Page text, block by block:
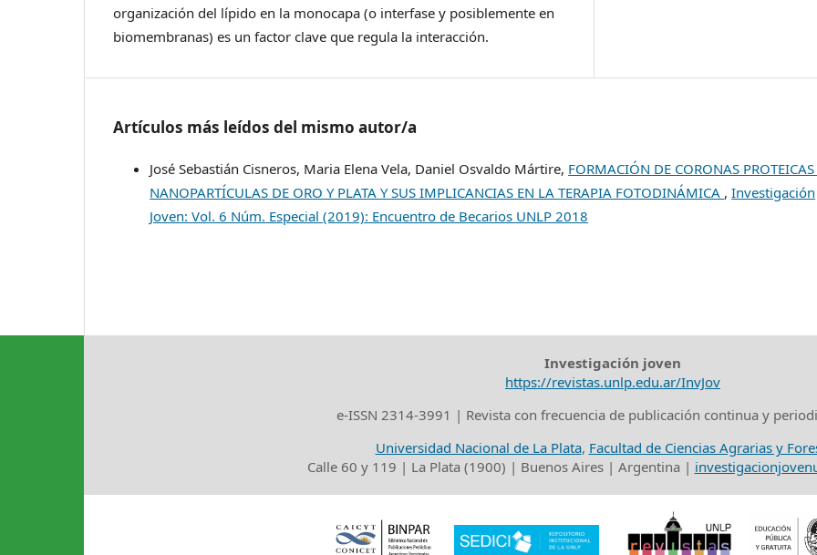
organización del lípido en la monocapa (o interfase y posiblemente en
biomembranas) es un factor clave que regula la interacción.
Artículos más leídos del mismo autor/a
José Sebastián Cisneros, Maria Elena Vela, Daniel Osvaldo Mártire, FORMACIÓN DE CORONAS PROTEICAS
NANOPARTÍCULAS DE ORO Y PLATA Y SUS IMPLICANCIAS EN LA TERAPIA FOTODINÁMICA ,Investigación
Joven: Vol. 6 Núm. Especial (2019): Encuentro de Becarios UNLP 2018
Investigación joven
https://revistas.unlp.edu.ar/InvJov
e-ISSN 2314-3991 | Revista con frecuencia de publicación continua y
Universidad Nacional de La Plata, Facultad de Ciencias Agrarias y
Calle 60 y 119 | La Plata (1900) | Buenos Aires | Argentina |